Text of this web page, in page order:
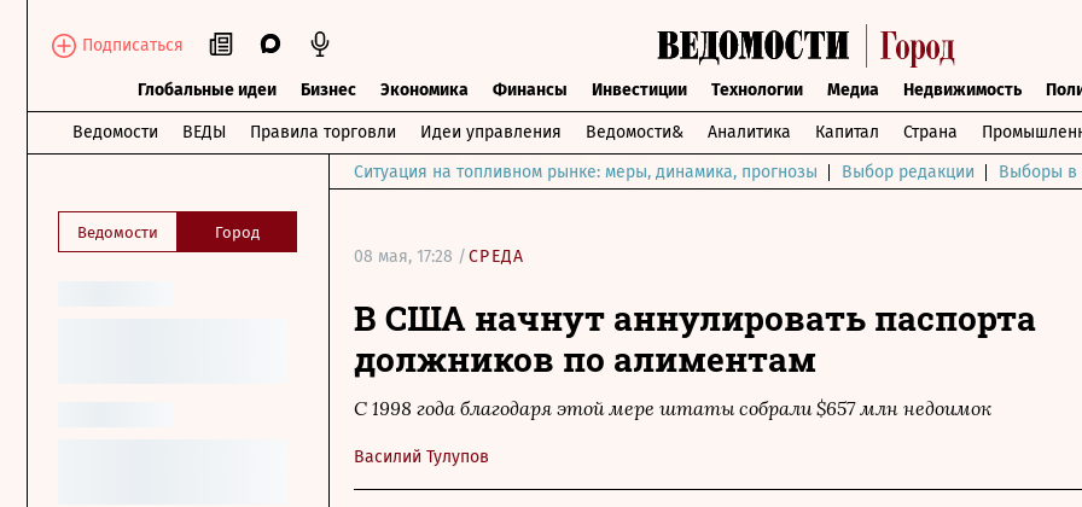
Подписаться
Глобальные идеи Бизнес Экономика Финансы Инвестиции Технологии Медиа Недвижимость
Ведомости ВЕДЫ Правила торговли Идеи управления Ведомости& Аналитика Капитал Страна
Ведомости Город
Ситуация на топливном рынке: меры, динамика, прогнозы Выбор редакции Выборы в
08 мая, 17:28 /СРЕДА
В США начнут аннулировать паспорта
должников по алиментам
С 1998 года благодаря этой мере штаты собрали $657 млн недоимок
Василий Тулупов